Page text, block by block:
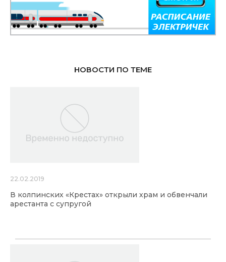
НОВОСТИ ПО ТЕМЕ
22.02.2019
В колпинских «Крестах» открыли храм и обвенчали
арестанта с супругой